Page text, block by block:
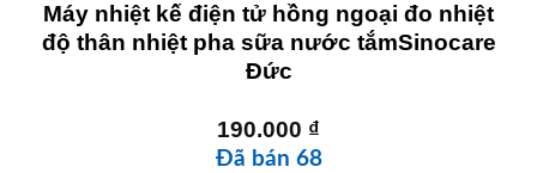
Máy nhiệt kế điện tử hồng ngoại đo nhiệt
độ thân nhiệt pha sữa nước tắmSinocare
Đức
190.000 ₫
Đã bán 68